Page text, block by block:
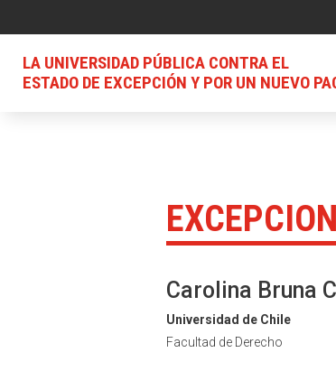
LA UNIVERSIDAD PÚBLICA CONTRA EL
ESTADO DE EXCEPCIÓN Y POR UN NUEVO
Carolina Bruna
Universidad de Chile
Facultad de Derecho